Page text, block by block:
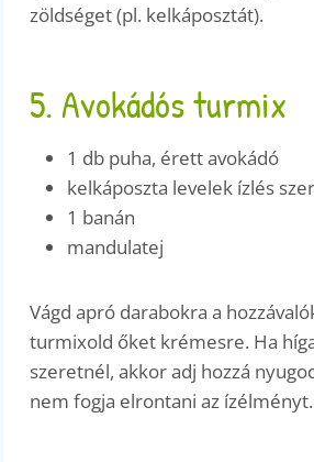
zöldséget (pl. kelkáposztát).
5. Avokádós turmix
1 db puha, érett avokádó
kelkáposzta levelek ízlés
1 banán
mandulatej
Vágd apró darabokra a
turmixold őket krémesre. Ha
szeretnél, akkor adj hozzá
nem fogja elrontani az ízélményt.